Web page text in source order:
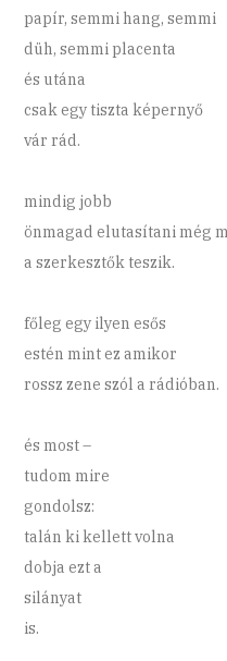
papír, semmi hang, semmi
düh, semmi placenta
és utána
csak egy tiszta képernyő
vár rád.
mindig jobb
önmagad elutasítani még
a szerkesztők teszik.
főleg egy ilyen esős
estén mint ez amikor
rossz zene szól a rádióban.
és most –
tudom mire
gondolsz:
talán ki kellett volna
dobja ezt a
silányat
is.